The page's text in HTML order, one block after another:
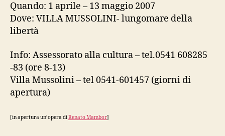
Quando: 1 aprile – 13 maggio 2007
Dove: VILLA MUSSOLINI- lungomare della
libertà
Info: Assessorato alla cultura – tel.0541 608285
-83 (ore 8-13)
Villa Mussolini – tel 0541-601457 (giorni di
apertura)
[in apertura un’opera diRenato Mambor]